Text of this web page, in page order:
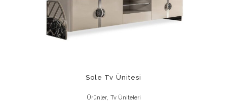
Sole Tv Ünitesi
Ürünler, Tv Üniteleri